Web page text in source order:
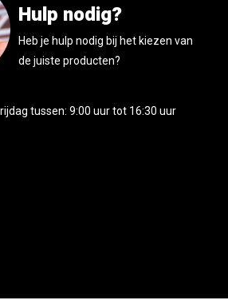
Hulp nodig?
Heb je hulp nodig bij het kiezen van
de juiste producten?
tussen: 9:00 uur tot 16:30 uur